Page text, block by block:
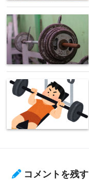
コメントを残す